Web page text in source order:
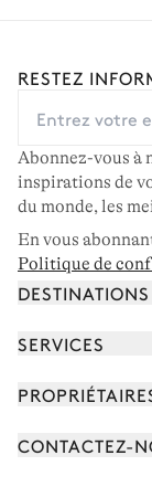
RESTEZ
Abonnez-vous à
inspirations de
du monde, les
En vous
Politique de
DESTINATIONS
Alpes françaises
Corse
Cap Ferret
SERVICES
Réserver vos
Rencontrer votre
Rejoindre notre
CONTACTEZ-